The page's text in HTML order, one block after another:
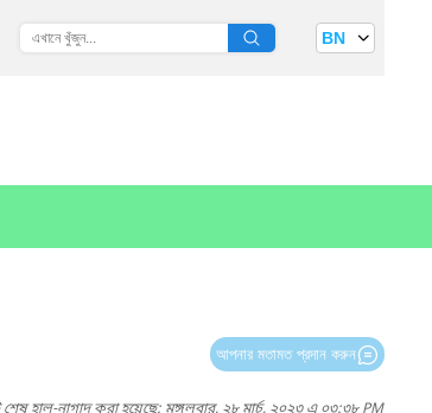
BN
আপনার মতামত প্রদান করুন
শেষ হাল-নাগাদ করা হয়েছে: মঙ্গলবার, ২৮ মার্চ, ২০২৩ এ ০৩:৩৮ PM